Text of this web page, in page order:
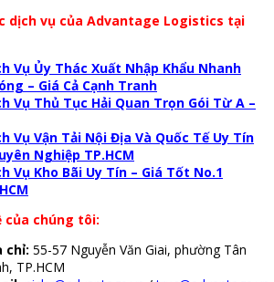
dịch vụ của Advantage Logistics tại
Vụ Ủy Thác Xuất Nhập Khẩu Nhanh
– Giá Cả Cạnh Tranh
Vụ Thủ Tục Hải Quan Trọn Gói Từ A –
Vụ Vận Tải Nội Địa Và Quốc Tế Uy Tín
Nghiệp TP.HCM
Vụ Kho Bãi Uy Tín – Giá Tốt No.1
của chúng tôi:
chỉ: 55-57 Nguyễn Văn Giai, phường Tân
TP.HCM